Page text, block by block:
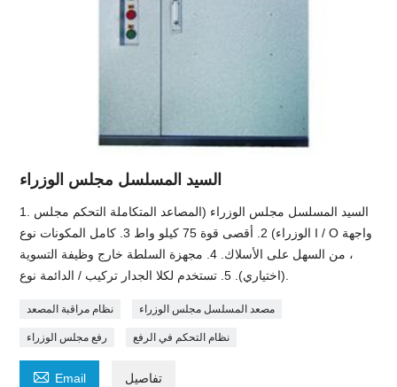
السيد المسلسل مجلس الوزراء
1. السيد المسلسل مجلس الوزراء (المصاعد المتكاملة التحكم مجلس
الوزراء) 2. أقصى قوة 75 كيلو واط 3. كامل المكونات نوع I / O واجهة
، من السهل على الأسلاك. 4. مجهزة السلطة خارج وظيفة التسوية
(اختياري). 5. تستخدم لكلا الجدار تركيب / الدائمة نوع.
نظام مراقبة المصعد مصعد المسلسل مجلس الوزراء
رفع مجلس الوزراء نظام التحكم في الرفع
 Email تفاصيل